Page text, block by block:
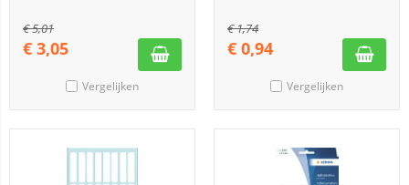
€5,01
€ 3,05
Vergelijken
€1,74
€ 0,94
Vergelijken